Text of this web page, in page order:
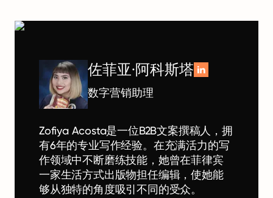
佐菲亚·阿科斯塔
数字营销助理
Zofiya Acosta是一位B2B文案撰稿人，拥
有6年的专业写作经验。在充满活力的写
作领域中不断磨练技能，她曾在菲律宾
一家生活方式出版物担任编辑，使她能
够从独特的角度吸引不同的受众。